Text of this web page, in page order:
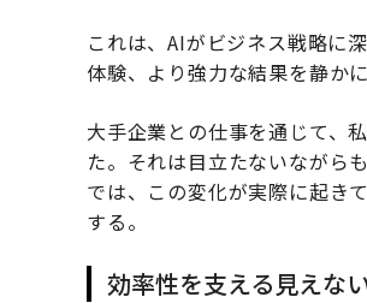
これは、AIがビジネス戦略に
体験、より強力な結果を静か
大手企業との仕事を通じて、
た。それは目立たないながら
では、この変化が実際に起き
する。
効率性を支える見えな